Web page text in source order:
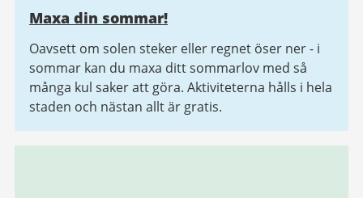
Maxa din sommar!
Oavsett om solen steker eller regnet öser ner - i
sommar kan du maxa ditt sommarlov med så
många kul saker att göra. Aktiviteterna hålls i hela
staden och nästan allt är gratis.